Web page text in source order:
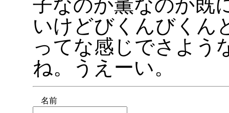
子なのか薫なのか既
いけどびくんびくん
ってな感じでさよう
ね。うえーい。
名前